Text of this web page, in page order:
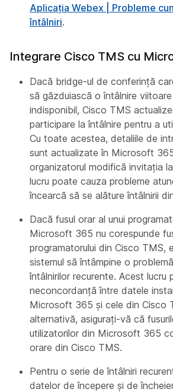
Aplicația Webex | Probleme
întâlniri.
Integrare Cisco TMS cu
Dacă bridge-ul de conferință
să găzduiască o întâlnire
indisponibil, Cisco TMS
participare la întâlnire pentru a
Cu toate acestea, detaliile de
sunt actualizate în Microsoft
organizatorul modifică invitația
lucru poate cauza probleme
încearcă să se alăture întâlnirii
Dacă fusul orar al unui
Microsoft 365 nu corespunde
programatorului din Cisco TMS,
sistemul să întâmpine o
întâlnirilor recurente. Acest lucru
neconcordanță între datele
Microsoft 365 și cele din Cisco
alternativă, asigurați-vă că
utilizatorilor din Microsoft 365
orare din Cisco TMS.
Pentru o serie de întâlniri
datelor de începere și de